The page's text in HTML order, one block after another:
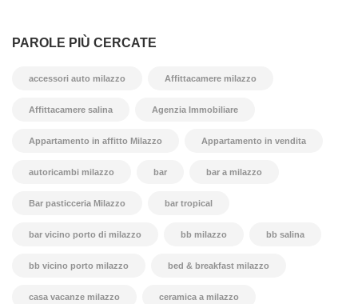
PAROLE PIÙ CERCATE
accessori auto milazzo Affittacamere milazzo
Affittacamere salina Agenzia Immobiliare
Appartamento in affitto Milazzo Appartamento in vendita
autoricambi milazzo bar bar a milazzo
Bar pasticceria Milazzo bar tropical
bar vicino porto di milazzo bb milazzo bb salina
bb vicino porto milazzo bed & breakfast milazzo
casa vacanze milazzo ceramica a milazzo